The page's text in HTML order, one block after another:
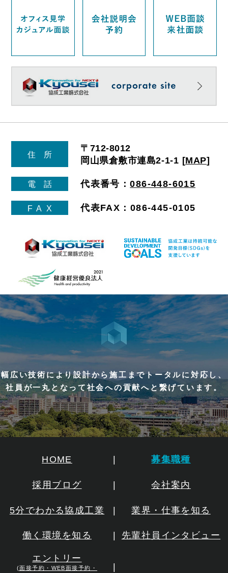
住 所
〒712-8012
岡山県倉敷市連島2-1-1 [MAP]
電話 代表番号：086-448-6015
FA X 代表FAX：086-445-0105
幅広い技術により設計から施工までトータルに対応し、
社員が一丸となって社会への貢献へと繋げています。
HOME 募集職種
採用ブログ 会社案内
5分でわかる協成工業 業界・仕事を知る
働く環境を知る 先輩社員インタビュー
エントリー
(面接予約・WEB面接予約・